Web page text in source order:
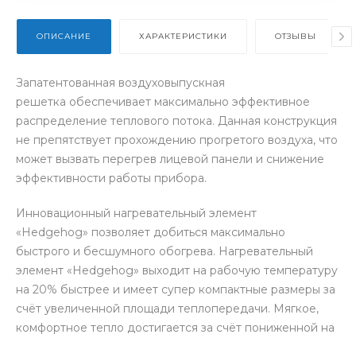
ОПИСАНИЕ ХАРАКТЕРИСТИКИ ОТЗЫВЫ
Запатентованная воздуховыпускная
решетка обеспечивает максимально эффективное
распределение теплового потока. Данная конструкция
не препятствует прохождению прогретого воздуха, что
может вызвать перегрев лицевой панели и снижение
эффективности работы прибора.
Инновационный нагревательный элемент
«Hedgehog» позволяет добиться максимально
быстрого и бесшумного обогрева. Нагревательный
элемент «Hedgehog» выходит на рабочую температуру
на 20% быстрее и имеет супер компактные размеры за
счёт увеличенной площади теплопередачи. Мягкое,
комфортное тепло достигается за счёт пониженной на